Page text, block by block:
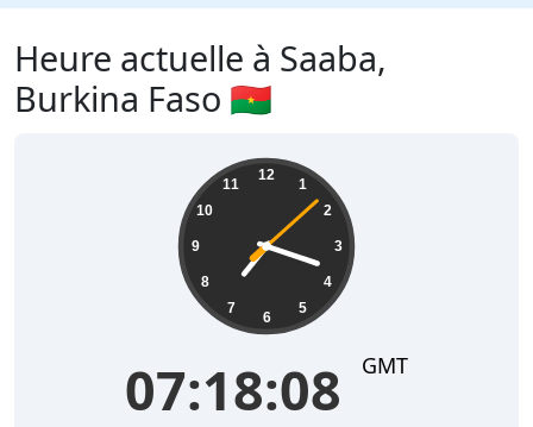
Heure actuelle à Saaba,
Burkina Faso 🇧🇫
12
1
2
3
4
5
6
7
8
9
10
11
07:18:08 GMT